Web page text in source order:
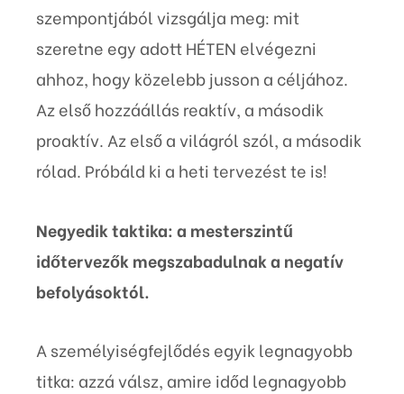
szempontjából vizsgálja meg: mit
szeretne egy adott HÉTEN elvégezni
ahhoz, hogy közelebb jusson a céljához.
Az első hozzáállás reaktív, a második
proaktív. Az első a világról szól, a második
rólad. Próbáld ki a heti tervezést te is!
Negyedik taktika: a mesterszintű
időtervezők megszabadulnak a negatív
befolyásoktól.
A személyiségfejlődés egyik legnagyobb
titka: azzá válsz, amire időd legnagyobb